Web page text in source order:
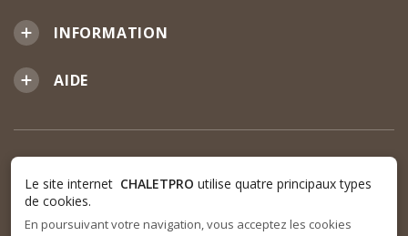
INFORMATION
AIDE
Le site internet CHALETPRO utilise quatre principaux types
de cookies.
En poursuivant votre navigation, vous acceptez les cookies